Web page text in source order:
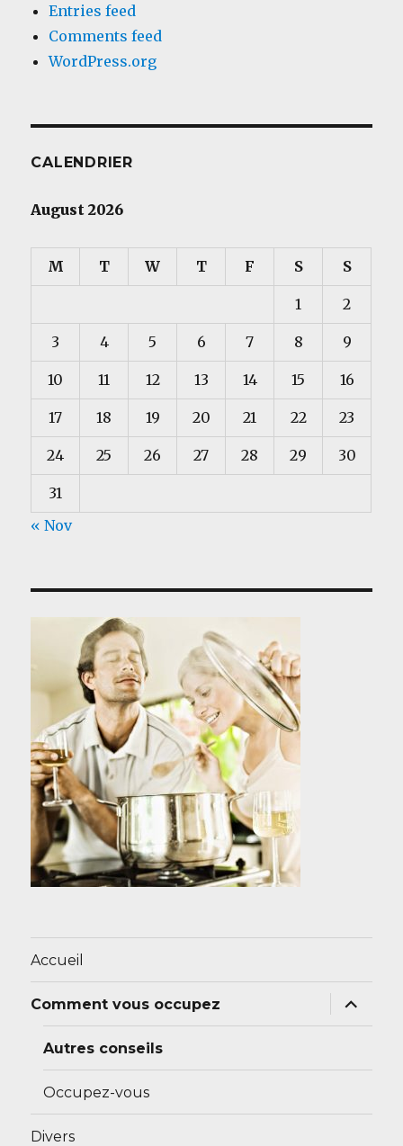
Entries feed
Comments feed
WordPress.org
CALENDRIER
August 2026
M T W T F S S
1 2
3 4 5 6 7 8 9
10 11 12 13 14 15 16
17 18 19 20 21 22 23
24 25 26 27 28 29 30
31
« Nov
Accueil
Comment vous occupez
expand
child
menu
Autres conseils
Occupez-vous
Divers